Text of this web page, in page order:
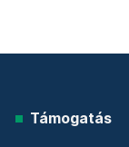
Támogatás